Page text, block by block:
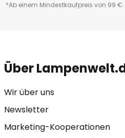
*Ab einem Mindestkaufpreis von 99
Über
Wir über uns
Newsletter
Marketing-Kooperationen